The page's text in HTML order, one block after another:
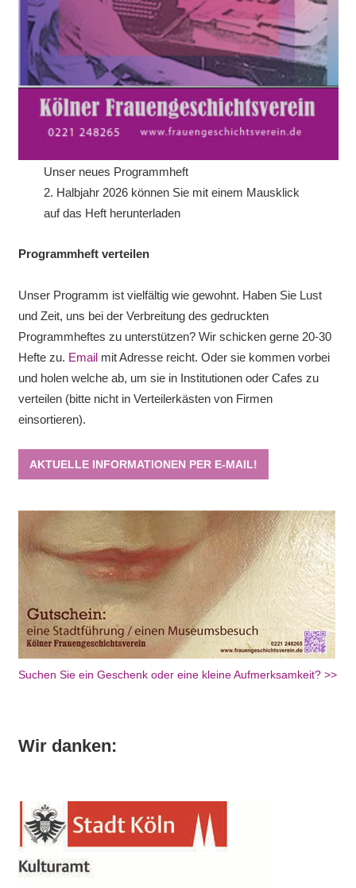
Unser neues Programmheft
2. Halbjahr 2026 können Sie mit einem Mausklick
auf das Heft herunterladen
Programmheft verteilen
Unser Programm ist vielfältig wie gewohnt. Haben Sie Lust
und Zeit, uns bei der Verbreitung des gedruckten
Programmheftes zu unterstützen? Wir schicken gerne 20-30
Hefte zu. Emailmit Adresse reicht. Oder sie kommen vorbei
und holen welche ab, um sie in Institutionen oder Cafes zu
verteilen (bitte nicht in Verteilerkästen von Firmen
einsortieren).
AKTUELLE INFORMATIONEN PER E-MAIL!
Suchen Sie ein Geschenk oder eine kleine Aufmerksamkeit? >>
Wir danken: